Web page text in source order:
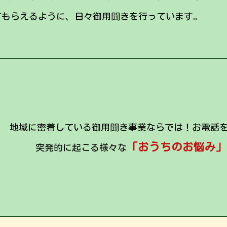
らえるように、日々御用聞きを行っています。
地域に密着している御用聞き事業ならでは！お電話
突発的に起こる様々な 「おうちのお悩み